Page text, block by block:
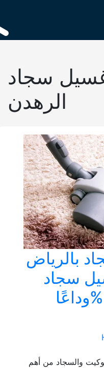
content
سجاد
الرهدن
من أهم